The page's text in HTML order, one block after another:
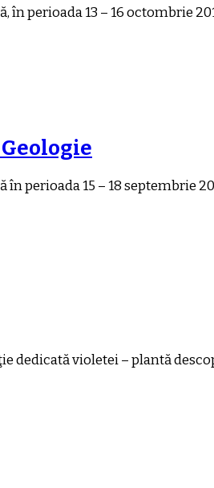
perioada 13 – 16 octombrie
perioada 15 – 18 septembrie
dedicată violetei – plantă